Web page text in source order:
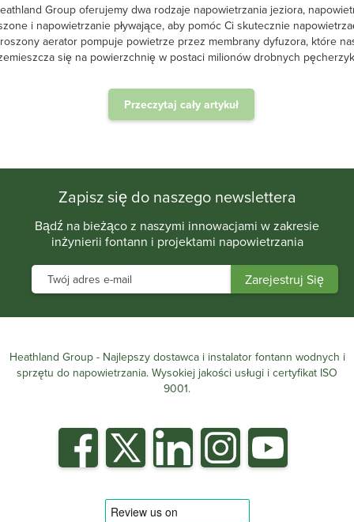
Napowietrzanie ścieków jest
wody, w którym powietrze jest
i aktywności
jeziora, napowietrzanie
napowietrzać jezioro.
dyfuzora, które następnie
drobnych pęcherzyków...
Zapisz się do naszego newslettera
Bądź na bieżąco z naszymi innowacjami w zakresie
inżynierii fontann i projektami napowietrzania
Heathland Group - Najlepszy dostawca i instalator fontann wodnych i
sprzętu do napowietrzania. Wysokiej jakości usługi i certyfikat ISO
9001.